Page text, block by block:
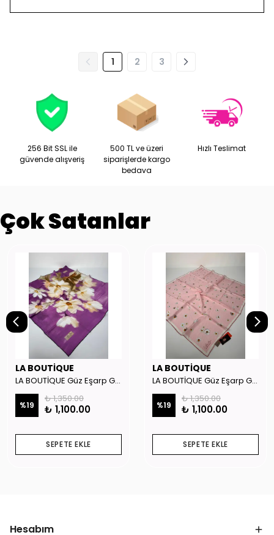
1 2 3
256 Bit SSL ile
güvende alışveriş
500 TL ve üzeri
siparişlerde kargo
bedava
Hızlı Teslimat
Çok Satanlar
LA BOUTİQUE
LA BOUTİQUE Güz Eşarp GYSE262908
%19
₺ 1,350.00
₺ 1,100.00
SEPETE EKLE
LA BOUTİQUE
LA BOUTİQUE Güz Eşarp GYSE130804
%19
₺ 1,350.00
₺ 1,100.00
SEPETE EKLE
Hesabım